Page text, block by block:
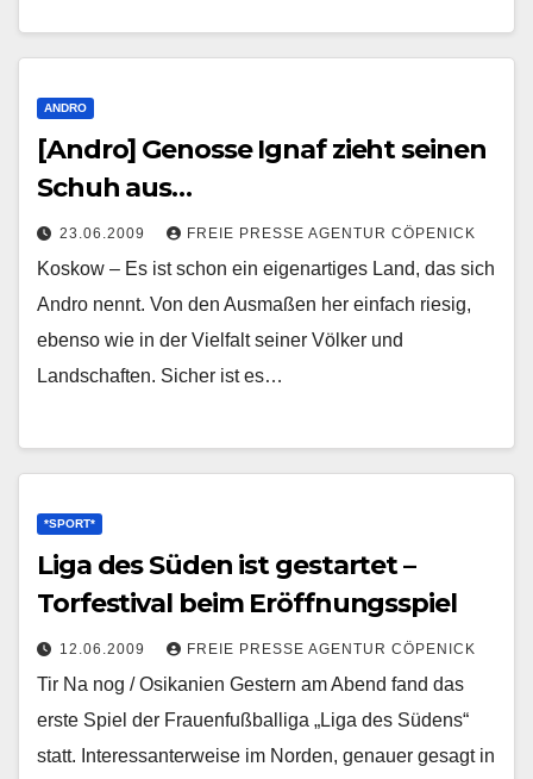
ANDRO
[Andro] Genosse Ignaf zieht seinen
Schuh aus…
23.06.2009 FREIE PRESSE AGENTUR CÖPENICK
Koskow – Es ist schon ein eigenartiges Land, das sich
Andro nennt. Von den Ausmaßen her einfach riesig,
ebenso wie in der Vielfalt seiner Völker und
Landschaften. Sicher ist es…
*SPORT*
Liga des Süden ist gestartet –
Torfestival beim Eröffnungsspiel
12.06.2009 FREIE PRESSE AGENTUR CÖPENICK
Tir Na nog / Osikanien Gestern am Abend fand das
erste Spiel der Frauenfußballiga „Liga des Südens“
statt. Interessanterweise im Norden, genauer gesagt in